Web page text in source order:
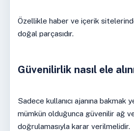
Özellikle haber ve içerik
doğal parçasıdır.
Güvenilirlik nasıl ele
Sadece kullanıcı ajanına bakmak
mümkün olduğunca güvenilir ağ
doğrulamasıyla karar verilmelidir.